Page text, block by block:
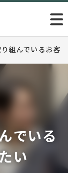
組んでいるお客
でいる
い